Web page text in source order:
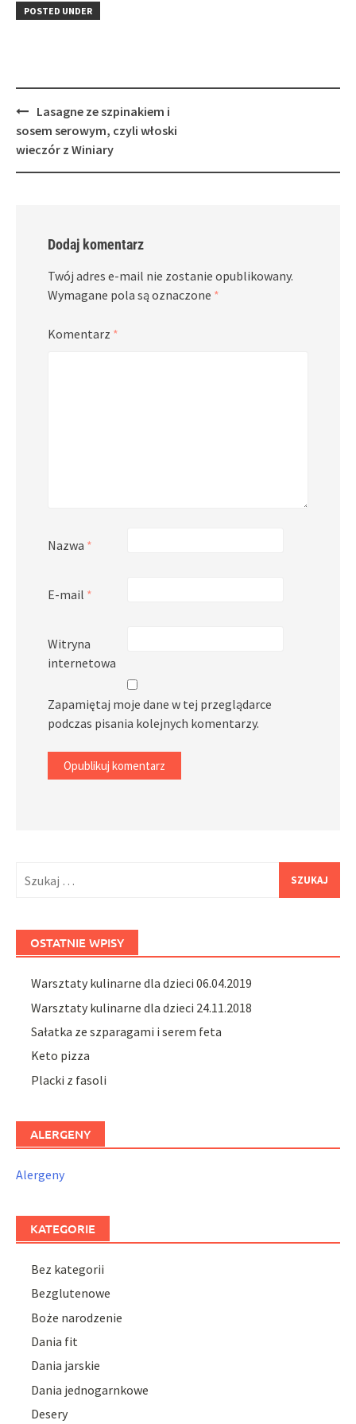
in
new
window)
POSTED UNDER
Post
navigation
Lasagne ze szpinakiem i
sosem serowym, czyli włoski
wieczór z Winiary
Dodaj komentarz
Twój adres e-mail nie zostanie opublikowany.
Wymagane pola są oznaczone *
Komentarz *
Nazwa *
E-mail *
Witryna
internetowa
Zapamiętaj moje dane w tej przeglądarce
podczas pisania kolejnych komentarzy.
OSTATNIE WPISY
Warsztaty kulinarne dla dzieci 06.04.2019
Warsztaty kulinarne dla dzieci 24.11.2018
Sałatka ze szparagami i serem feta
Keto pizza
Placki z fasoli
ALERGENY
Alergeny
KATEGORIE
Bez kategorii
Bezglutenowe
Boże narodzenie
Dania fit
Dania jarskie
Dania jednogarnkowe
Desery